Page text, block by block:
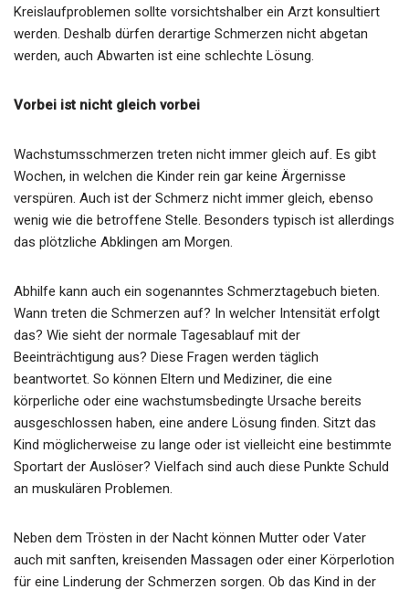
Kreislaufproblemen sollte vorsichtshalber ein Arzt konsultiert
werden. Deshalb dürfen derartige Schmerzen nicht abgetan
werden, auch Abwarten ist eine schlechte Lösung.
Vorbei ist nicht gleich vorbei
Wachstumsschmerzen treten nicht immer gleich auf. Es gibt
Wochen, in welchen die Kinder rein gar keine Ärgernisse
verspüren. Auch ist der Schmerz nicht immer gleich, ebenso
wenig wie die betroffene Stelle. Besonders typisch ist allerdings
das plötzliche Abklingen am Morgen.
Abhilfe kann auch ein sogenanntes Schmerztagebuch bieten.
Wann treten die Schmerzen auf? In welcher Intensität erfolgt
das? Wie sieht der normale Tagesablauf mit der
Beeinträchtigung aus? Diese Fragen werden täglich
beantwortet. So können Eltern und Mediziner, die eine
körperliche oder eine wachstumsbedingte Ursache bereits
ausgeschlossen haben, eine andere Lösung finden. Sitzt das
Kind möglicherweise zu lange oder ist vielleicht eine bestimmte
Sportart der Auslöser? Vielfach sind auch diese Punkte Schuld
an muskulären Problemen.
Neben dem Trösten in der Nacht können Mutter oder Vater
auch mit sanften, kreisenden Massagen oder einer Körperlotion
für eine Linderung der Schmerzen sorgen. Ob das Kind in der